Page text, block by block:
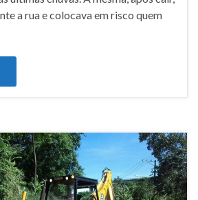
a rua e colocava em risco quem